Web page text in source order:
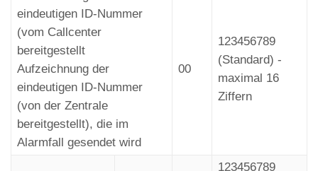
[NEXT]
Deaktiviert
[5]-Englisch
[6]-
Portugiesisch
[NEXT]
Geräte-ID in
mehrzeiliger
[2] 2 ... [9] 9
eindeutigen ID-Nummer
(vom Callcenter
bereitgestellt
Aufzeichnung der
eindeutigen ID-Nummer
(von der Zentrale
bereitgestellt), die im
Alarmfall gesendet wird
00
123456789
(Standard) -
maximal 16
Ziffern
123456789